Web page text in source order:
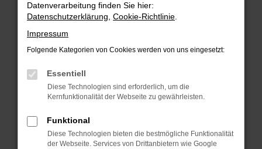
Überprüfe deine Firewall und deine
Internetverbindung.
Laden andere Webseiten, zum Beispiel
deine Suchmaschine?
Prüfe deine Browsererweiterungen.
Manche Erweiterungen, wie Werbeblocker,
können das Laden bestimmter Seiten
anderen Browser oder in einem privaten
Fenster?
Datenverarbeitung finden Sie hier:
Datenschutzerklärung Cookie-Richtlinie
Impressum
Folgende Kategorien von Cookies werden von uns eingesetzt:
Essentiell
Diese Technologien sind erforderlich, um die
Kernfunktionalität der Webseite zu gewährleisten.
Funktional
Diese Technologien bieten die bestmögliche Funktionalität
der Webseite. Services von Drittanbietern wie Google